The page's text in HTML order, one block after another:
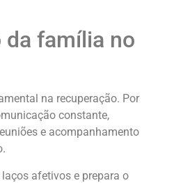
família no
na recuperação. Por
constante,
e acompanhamento
afetivos e prepara o